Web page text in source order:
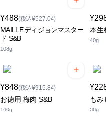
¥488(税込¥527.04)
MAILLE ディジョンマスター
ド S&B
108g
本生
40g
¥848(税込¥915.84)
お徳用 梅肉 S&B
160g
もみ
38g